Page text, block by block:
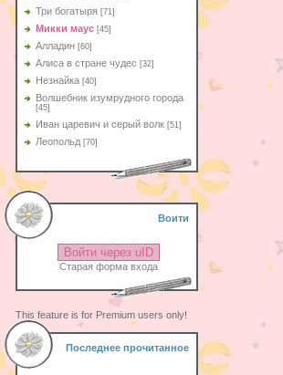
Три богатыря [71]
Микки маус [45]
Алладин [60]
Aлиса в стране чудес [32]
Незнайка [40]
Волшебник изумрудного города
[45]
Иван царевич и серый волк [51]
Леопольд [70]
Воити
Войти через uID
Старая форма входа
This feature is for Premium users only!
Последнее прочитанное